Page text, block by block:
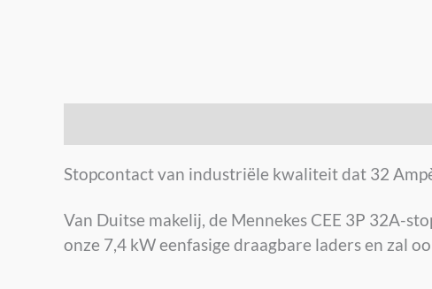
Stopcontact van industriële kwaliteit dat 32
Van Duitse makelij, de Mennekes CEE 3P 32A-
onze 7,4 kW eenfasige draagbare laders en zal